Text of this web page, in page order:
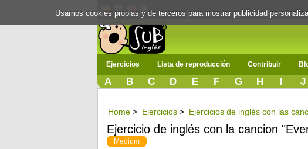
Ejercicios Lista de reproducción Contribuir
A B C D E F G H I J
Home > Ejercicios > Ejercicios de inglés con las
Ejercicio de inglés con la cancion
Medium
Usamos cookies propias y de terceros para mostrar publicidad